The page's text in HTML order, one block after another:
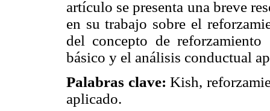
artículo se presenta una breve
en su trabajo sobre el
del concepto de
básico y el análisis conductual
Palabras clave:Kish,
aplicado.